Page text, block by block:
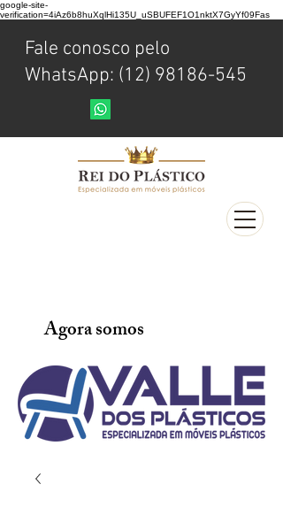
google-site-
verification=4iAz6b8huXqlHi135U_uSBUFEF1O1nktX7GyYf09Fas
Fale conosco pelo
WhatsApp: (12) 98186-545
Agora somos